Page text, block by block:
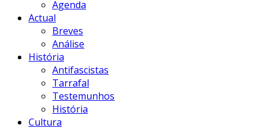
Agenda
Actual
Breves
Análise
História
Antifascistas
Tarrafal
Testemunhos
História
Cultura